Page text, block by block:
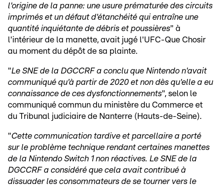
l'origine de la panne: une usure prématurée des circuits
imprimés et un défaut d'étanchéité qui entraîne une
quantité inquiétante de débris et poussières" à
l'intérieur de la manette, avait jugé l'UFC-Que Chosir
au moment du dépôt de sa plainte.
"Le SNE de la DGCCRF a conclu que Nintendo n'avait
communiqué qu'à partir de 2020 et non dès qu'elle a eu
connaissance de ces dysfonctionnements", selon le
communiqué commun du ministère du Commerce et
du Tribunal judiciaire de Nanterre (Hauts-de-Seine).
"Cette communication tardive et parcellaire a porté
sur le problème technique rendant certaines manettes
de la Nintendo Switch 1 non réactives. Le SNE de la
DGCCRF a considéré que cela avait contribué à
dissuader les consommateurs de se tourner vers le